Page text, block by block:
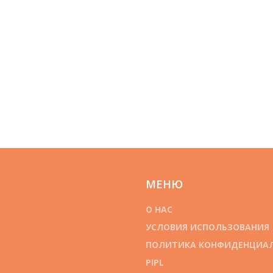
МЕНЮ
О НАС
УСЛОВИЯ ИСПОЛЬЗОВАНИЯ
ПОЛИТИКА
PIPL